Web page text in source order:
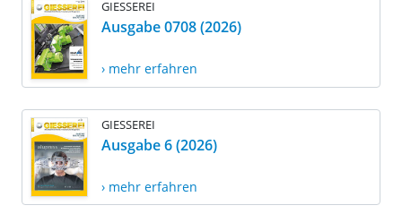
GIESSEREI
Ausgabe 0708 (2026)
› mehr erfahren
GIESSEREI
Ausgabe 6 (2026)
› mehr erfahren